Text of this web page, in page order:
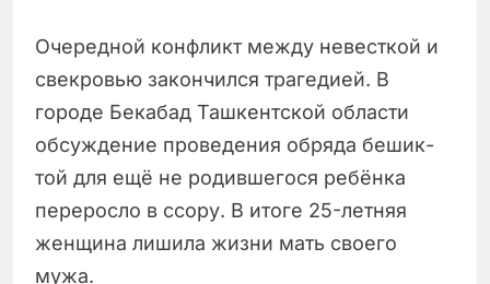
Очередной конфликт между невесткой и
свекровью закончился трагедией. В
городе Бекабад Ташкентской области
обсуждение проведения обряда бешик-
той для ещё не родившегося ребёнка
переросло в ссору. В итоге 25-летняя
женщина лишила жизни мать своего
мужа.